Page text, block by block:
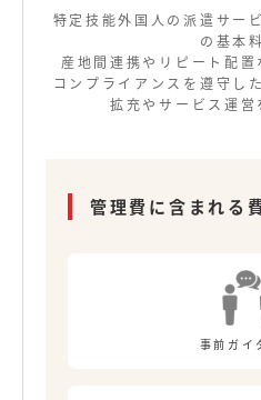
特定技能外国人の派遣サー
の基本
産地間連携やリピート配置
コンプライアンスを遵守し
拡充やサービス運営
管理費に含まれる
事前ガイ